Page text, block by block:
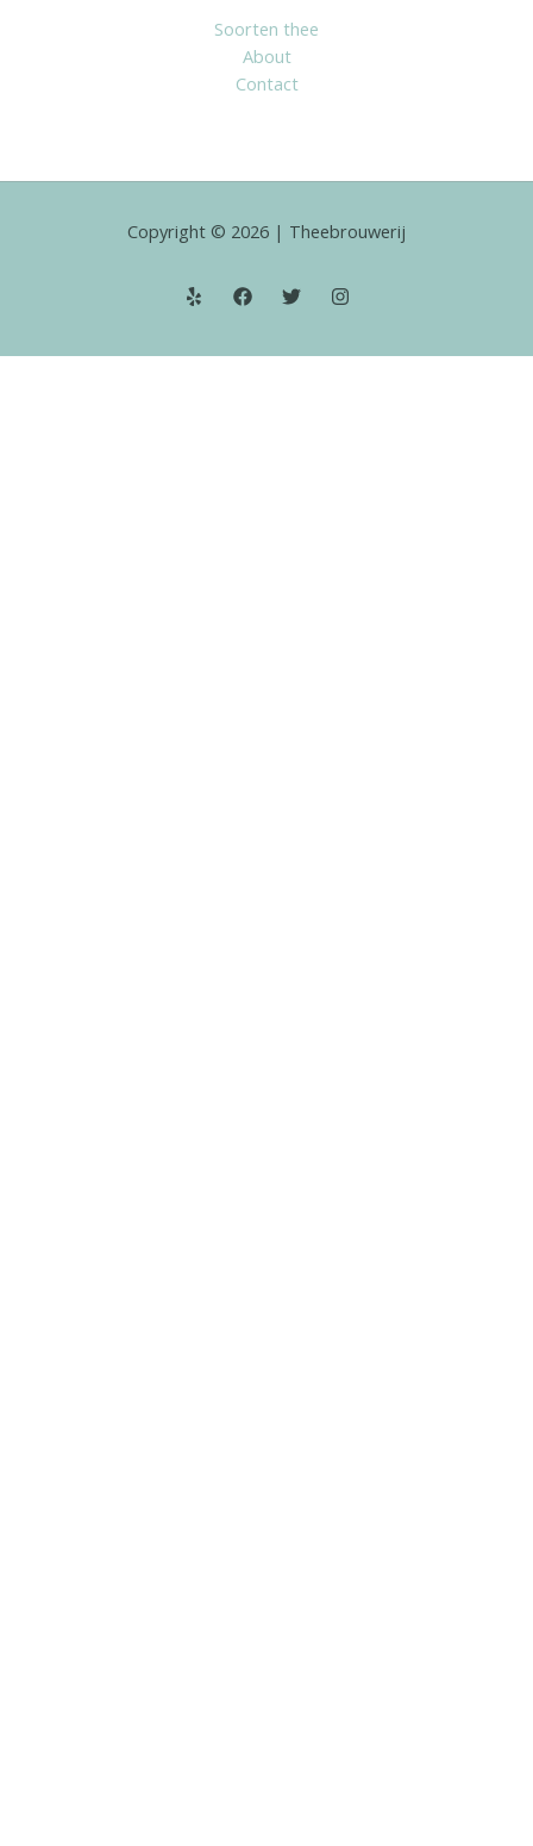
Soorten thee
About
Contact
Copyright © 2026 | Theebrouwerij